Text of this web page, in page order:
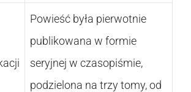
Powieść była pierwotnie
publikowana w formie
seryjnej w czasopiśmie,
podzielona na trzy tomy, od